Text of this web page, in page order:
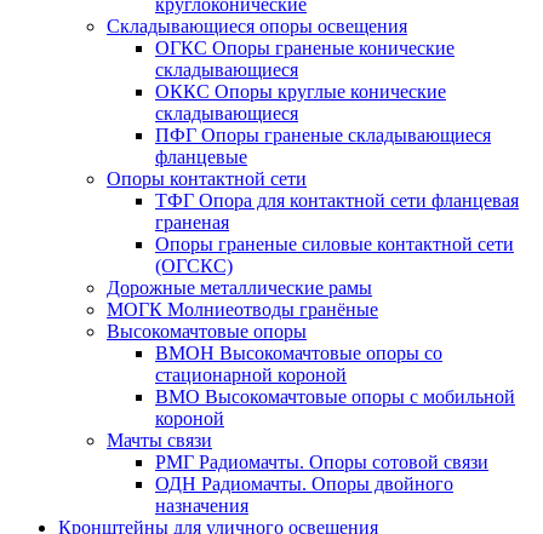
круглоконические
Складывающиеся опоры освещения
ОГКС Опоры граненые конические
складывающиеся
ОККС Опоры круглые конические
складывающиеся
ПФГ Опоры граненые складывающиеся
фланцевые
Опоры контактной сети
ТФГ Опора для контактной сети фланцевая
граненая
Опоры граненые силовые контактной сети
(ОГСКС)
Дорожные металлические рамы
МОГК Молниеотводы гранёные
Высокомачтовые опоры
ВМОН Высокомачтовые опоры со
стационарной короной
ВМО Высокомачтовые опоры с мобильной
короной
Мачты связи
РМГ Радиомачты. Опоры сотовoй связи
ОДН Радиомачты. Опоры двойного
назначения
Кронштейны для уличного освещения